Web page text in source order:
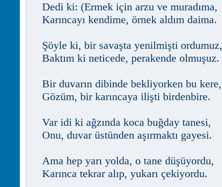
Dedi ki: (Ermek için arzu ve muradıma,
Karıncayı kendime, örnek aldım daima.
Şöyle ki, bir savaşta yenilmişti ordumuz,
Baktım ki neticede, perakende olmuşuz.
Bir duvarın dibinde bekliyorken bu kere,
Gözüm, bir karıncaya ilişti birdenbire.
Var idi ki ağzında koca buğday tanesi,
Onu, duvar üstünden aşırmaktı gayesi.
Ama hep yarı yolda, o tane düşüyordu,
Karınca tekrar alıp, yukarı çekiyordu.